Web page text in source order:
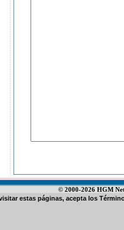
© 2000-2026 HGM
estas páginas, acepta los